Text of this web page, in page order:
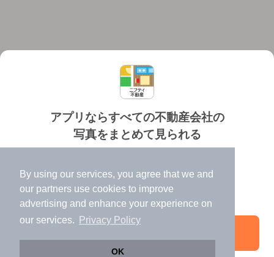
By using our services, you agree that we and
our partners use cookies to improve
advertising and enhance your experience on
our services.
Privacy Policy
OK
アプリならすべての不動産会社の
写真をまとめて見られる
✔️
高速表示で似た物件も見つけやすい
✔️
便利な通知機能も充実
個人情報保護ポリシー 利用規約
©NIFTY Lifestyle Co., Ltd.